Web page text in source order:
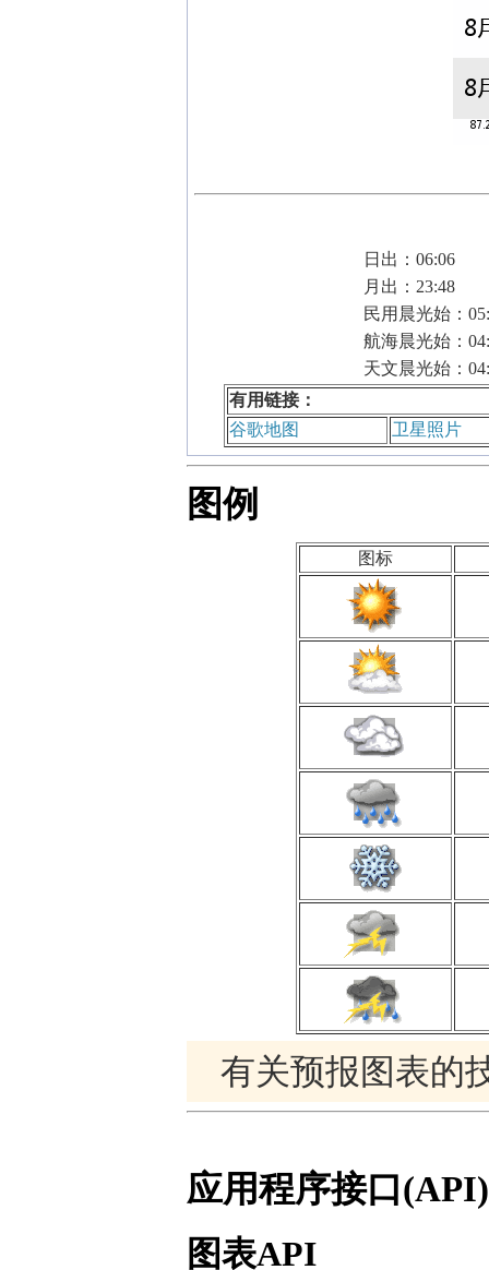
日出：06:06
月出：23:48
民用晨光始：
航海晨光始：
天文晨光始：
有用链接：
谷歌地图
卫星照片
图例
图标
有关预报图表的
应用程序接口(API)
图表API